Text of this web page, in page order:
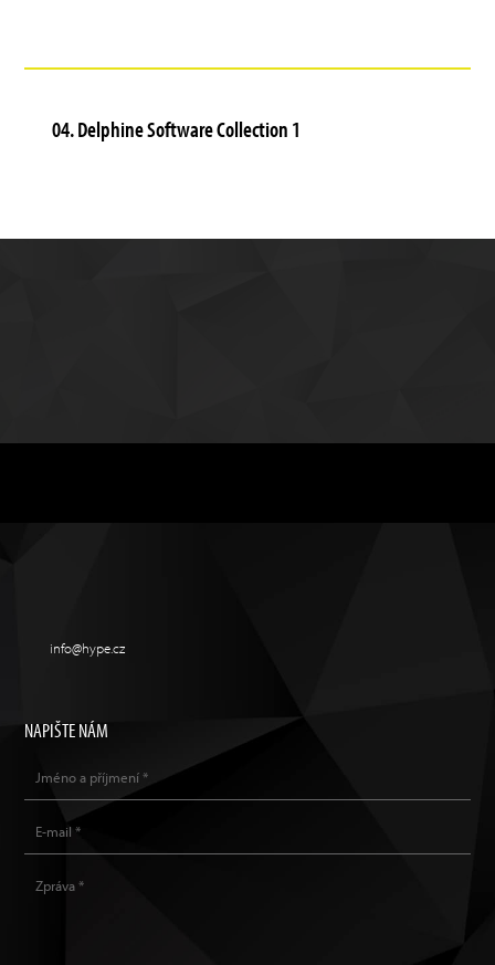
04. Delphine Software Collection 1
info@hype.cz
NAPIŠTE NÁM